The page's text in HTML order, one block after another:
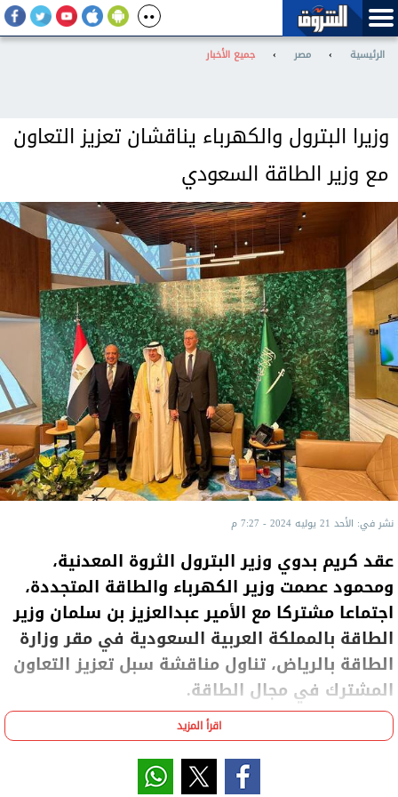
الرئيسية › مصر › جميع الأخبار
وزيرا البترول والكهرباء يناقشان تعزيز التعاون
مع وزير الطاقة السعودي
نشر في: الأحد 21 يوليه 2024 - 7:27 م
عقد كريم بدوي وزير البترول الثروة المعدنية،
ومحمود عصمت وزير الكهرباء والطاقة المتجددة،
اجتماعا مشتركا مع الأمير عبدالعزيز بن سلمان وزير
الطاقة بالمملكة العربية السعودية في مقر وزارة
الطاقة بالرياض، تناول مناقشة سبل تعزيز التعاون
المشترك في مجال الطاقة.
وقد أكد وزير البترول والثروة المعدنية عمق الشراكة
والعلاقات المتميزة بين جمهورية مصر العربية والمملكة
العربية السعودية، والممتدة على مدار عقود في
اقرأ المزيد